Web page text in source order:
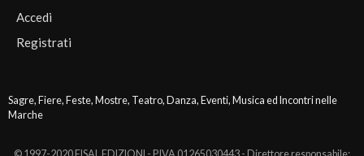
Accedi
Registrati
Sagre, Fiere, Feste, Mostre, Teatro, Danza, Eventi, Musica ed Incontri nelle
Marche